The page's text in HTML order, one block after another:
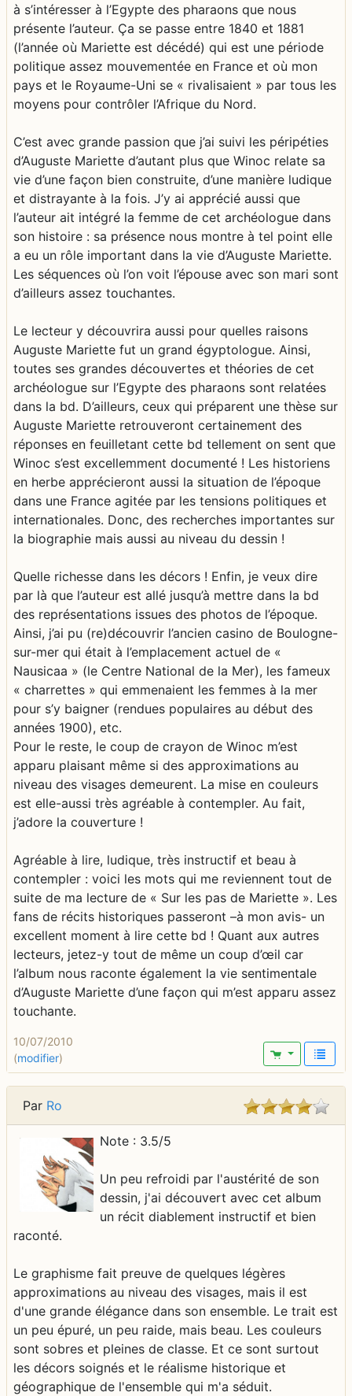
à s’intéresser à l’Egypte des pharaons que nous
présente l’auteur. Ça se passe entre 1840 et 1881
(l’année où Mariette est décédé) qui est une période
politique assez mouvementée en France et où mon
pays et le Royaume-Uni se « rivalisaient » par tous les
moyens pour contrôler l’Afrique du Nord.
C’est avec grande passion que j’ai suivi les péripéties
d’Auguste Mariette d’autant plus que Winoc relate sa
vie d’une façon bien construite, d’une manière ludique
et distrayante à la fois. J’y ai apprécié aussi que
l’auteur ait intégré la femme de cet archéologue dans
son histoire : sa présence nous montre à tel point elle
a eu un rôle important dans la vie d’Auguste Mariette.
Les séquences où l’on voit l’épouse avec son mari sont
d’ailleurs assez touchantes.
Le lecteur y découvrira aussi pour quelles raisons
Auguste Mariette fut un grand égyptologue. Ainsi,
toutes ses grandes découvertes et théories de cet
archéologue sur l’Egypte des pharaons sont relatées
dans la bd. D’ailleurs, ceux qui préparent une thèse sur
Auguste Mariette retrouveront certainement des
réponses en feuilletant cette bd tellement on sent que
Winoc s’est excellemment documenté ! Les historiens
en herbe apprécieront aussi la situation de l’époque
dans une France agitée par les tensions politiques et
internationales. Donc, des recherches importantes sur
la biographie mais aussi au niveau du dessin !
Quelle richesse dans les décors ! Enfin, je veux dire
par là que l’auteur est allé jusqu’à mettre dans la bd
des représentations issues des photos de l’époque.
Ainsi, j’ai pu (re)découvrir l’ancien casino de Boulogne-
sur-mer qui était à l’emplacement actuel de «
Nausicaa » (le Centre National de la Mer), les fameux
« charrettes » qui emmenaient les femmes à la mer
pour s’y baigner (rendues populaires au début des
années 1900), etc.
Pour le reste, le coup de crayon de Winoc m’est
apparu plaisant même si des approximations au
niveau des visages demeurent. La mise en couleurs
est elle-aussi très agréable à contempler. Au fait,
j’adore la couverture !
Agréable à lire, ludique, très instructif et beau à
contempler : voici les mots qui me reviennent tout de
suite de ma lecture de « Sur les pas de Mariette ». Les
fans de récits historiques passeront –à mon avis- un
excellent moment à lire cette bd ! Quant aux autres
lecteurs, jetez-y tout de même un coup d’œil car
l’album nous raconte également la vie sentimentale
d’Auguste Mariette d’une façon qui m’est apparu assez
touchante.
10/07/2010
(modifier)
Par Ro
Note : 3.5/5
Un peu refroidi par l'austérité de son
dessin, j'ai découvert avec cet album
un récit diablement instructif et bien
raconté.
Le graphisme fait preuve de quelques légères
approximations au niveau des visages, mais il est
d'une grande élégance dans son ensemble. Le trait est
un peu épuré, un peu raide, mais beau. Les couleurs
sont sobres et pleines de classe. Et ce sont surtout
les décors soignés et le réalisme historique et
géographique de l'ensemble qui m'a séduit.